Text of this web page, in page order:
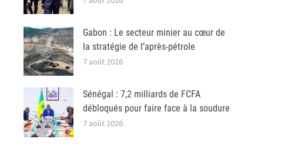
Gabon : Le secteur minier au cœur de
la stratégie de l’après-pétrole
7 août 2026
Sénégal : 7,2 milliards de FCFA
débloqués pour faire face à la soudure
7 août 2026